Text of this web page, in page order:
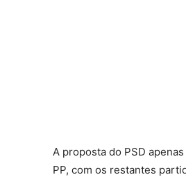
A proposta do PSD
PP, com os restantes